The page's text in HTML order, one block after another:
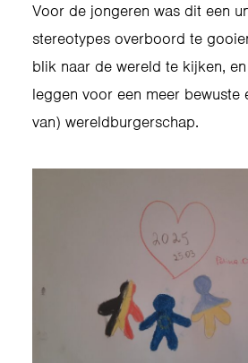
Voor de jongeren was dit een
stereotypes overboord te
blik naar de wereld te kijken,
leggen voor een meer bewuste
van) wereldburgerschap.